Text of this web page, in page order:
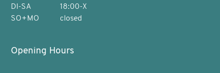
DI-SA
18:00-X
SO+MO
closed
Opening Hours